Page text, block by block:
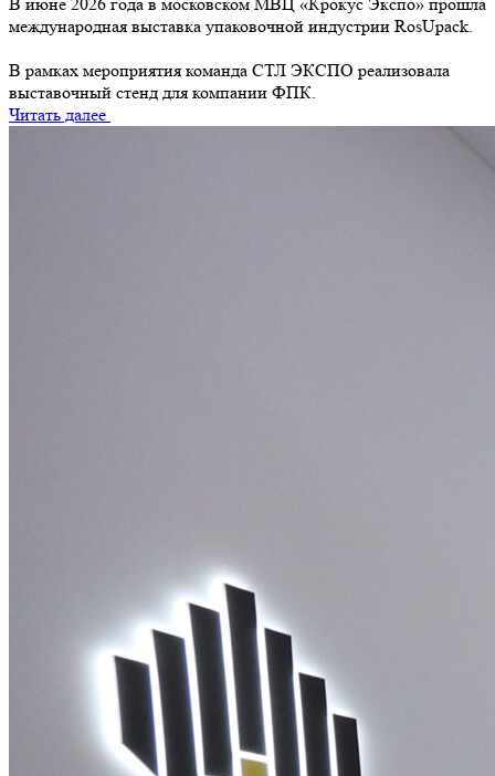
международная выставка упаковочной индустрии RosUpack.
В рамках мероприятия команда СТЛ ЭКСПО реализовала
выставочный стенд для компании ФПК.
Читать далее